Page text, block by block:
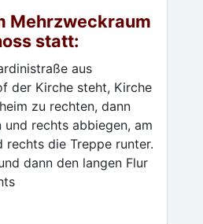
Mehrzweckraum
statt:
aus
der Kirche steht, Kirche
zu rechten, dann
rechts abbiegen, am
rechts die Treppe runter.
dann den langen Flur